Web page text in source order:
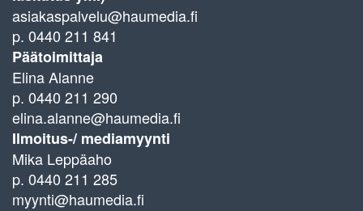
asiakaspalvelu@haumedia.fi
p. 0440 211 841
Päätoimittaja
Elina Alanne
p. 0440 211 290
elina.alanne@haumedia.fi
Ilmoitus-/ mediamyynti
Mika Leppäaho
p. 0440 211 285
myynti@haumedia.fi